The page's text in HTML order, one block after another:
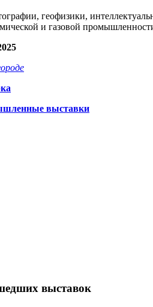
геофизики,
и газовой
выставки
выставок